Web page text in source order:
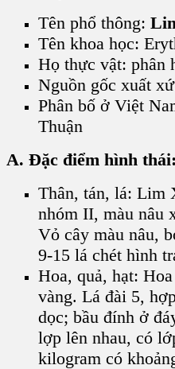
Tên phổ thông:
Tên khoa học:
Họ thực vật: phân
Nguồn gốc xuất
Phân bố ở Việt
Thuận
A. Đặc điểm hình thái:
Thân, tán, lá: Lim
nhóm II, màu nâu
Vỏ cây màu nâu,
9-15 lá chét hình
Hoa, quả, hạt:
vàng. Lá đài 5,
dọc; bầu đính ở
lợp lên nhau, có
kilogram có